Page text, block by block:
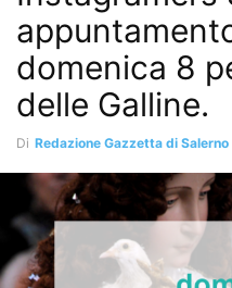
domenica 8
delle Galline.
Di Redazione Gazzetta di Salerno